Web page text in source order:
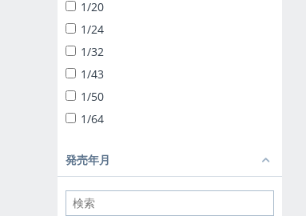
ザ☆チューンドパーツ
ザ☆バイク
1/12 完成品バイク
1/32 トラック野郎
1/32 バリューデコトラ
ザ☆デコトラパーツ
1/64 ミニデコNEXT
1/24 移動販売
1/20
1/24
1/32
1/43
1/50
1/64
発売年月